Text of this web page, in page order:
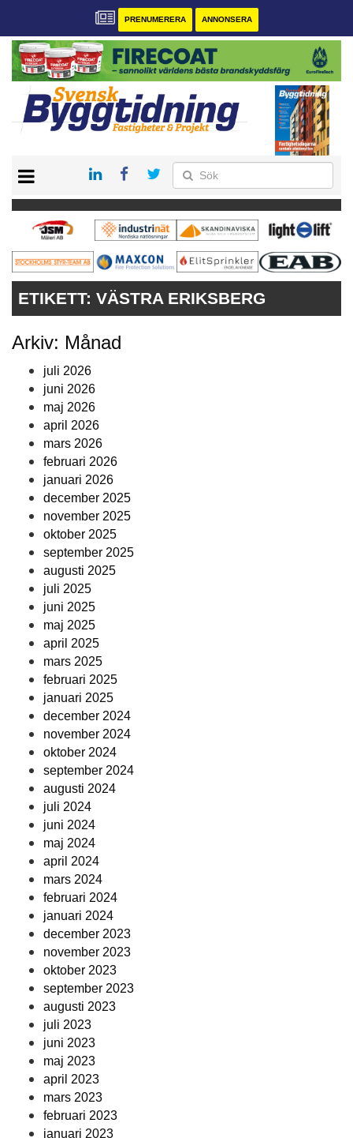
PRENUMERERA ANNONSERA
PRENUMERERA
VÅRA ANDRA MAGASIN
ANNONSERA
KONTAKT
ETIKETT: VÄSTRA ERIKSBERG
Arkiv: Månad
juli 2026
juni 2026
maj 2026
april 2026
mars 2026
februari 2026
januari 2026
december 2025
november 2025
oktober 2025
september 2025
augusti 2025
juli 2025
juni 2025
maj 2025
april 2025
mars 2025
februari 2025
januari 2025
december 2024
november 2024
oktober 2024
september 2024
augusti 2024
juli 2024
juni 2024
maj 2024
april 2024
mars 2024
februari 2024
januari 2024
december 2023
november 2023
oktober 2023
september 2023
augusti 2023
juli 2023
juni 2023
maj 2023
april 2023
mars 2023
februari 2023
januari 2023